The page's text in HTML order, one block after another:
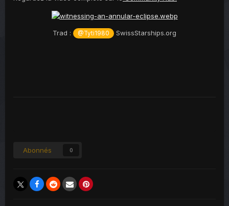
Trad : @Tyti1980 SwissStarships.org
Abonnés 0